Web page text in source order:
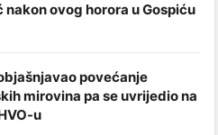
ovog horora u Gospiću
povećanje
mirovina pa se uvrijedio na
u